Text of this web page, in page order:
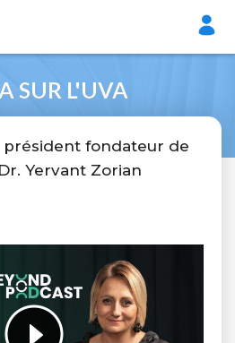
SUR L'UVA
président fondateur de
Yervant Zorian